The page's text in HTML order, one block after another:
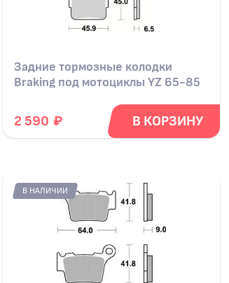
Задние тормозные колодки
Braking под мотоциклы YZ 65-85
2 590 ₽ В КОРЗИНУ
В НАЛИЧИИ